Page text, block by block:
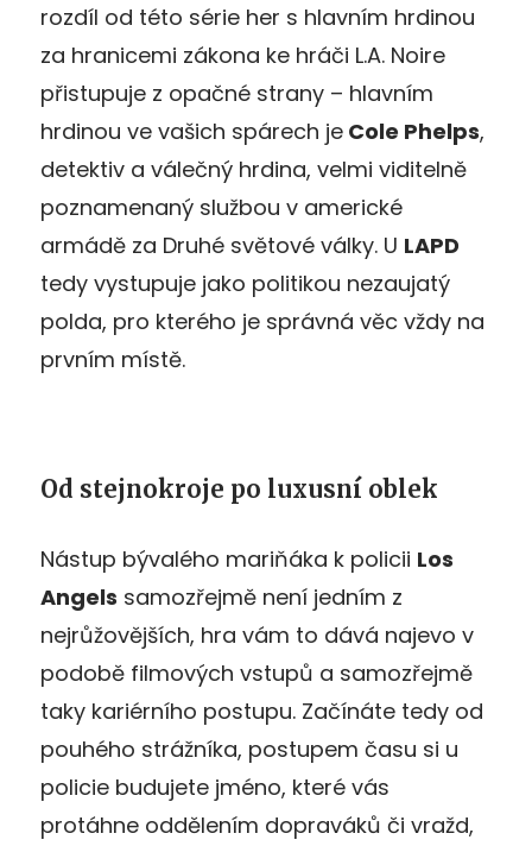
rozdíl od této série her s hlavním hrdinou
za hranicemi zákona ke hráči L.A. Noire
přistupuje z opačné strany – hlavním
hrdinou ve vašich spárech je Cole Phelps,
detektiv a válečný hrdina, velmi viditelně
poznamenaný službou v americké
armádě za Druhé světové války. U LAPD
tedy vystupuje jako politikou nezaujatý
polda, pro kterého je správná věc vždy na
prvním místě.
Od stejnokroje po luxusní oblek
Nástup bývalého mariňáka k policii Los
Angels samozřejmě není jedním z
nejrůžovějších, hra vám to dává najevo v
podobě filmových vstupů a samozřejmě
taky kariérního postupu. Začínáte tedy od
pouhého strážníka, postupem času si u
policie budujete jméno, které vás
protáhne oddělením dopraváků či vražd,